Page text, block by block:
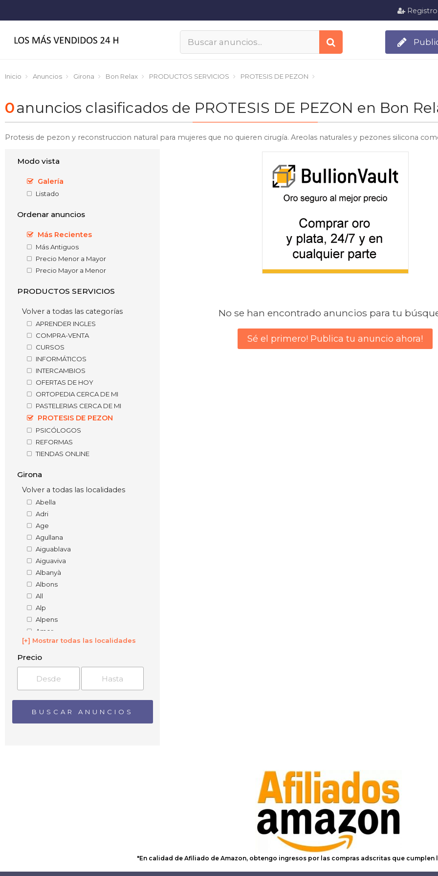
Registro
Inicio Anuncios Girona Bon Relax PRODUCTOS SERVICIOS PROTESIS DE PEZON
0anuncios clasificados de PROTESIS DE PEZON en Bon
Protesis de pezon y reconstruccion natural para mujeres que no quieren cirugía. Areolas naturales y pezones silicona
Modo vista
Galería
Listado
Ordenar anuncios
Más Recientes
Más Antiguos
Precio Menor a Mayor
Precio Mayor a Menor
PRODUCTOS SERVICIOS
Volver a todas las categorías
APRENDER INGLES
COMPRA-VENTA
CURSOS
INFORMÁTICOS
INTERCAMBIOS
OFERTAS DE HOY
ORTOPEDIA CERCA DE MI
PASTELERIAS CERCA DE MI
PROTESIS DE PEZON
PSICÓLOGOS
REFORMAS
TIENDAS ONLINE
Girona
Volver a todas las localidades
Abella
Adri
Age
Agullana
Aiguablava
Aiguaviva
Albanyà
Albons
All
Alp
Alpens
Amer
Anglès
Arbúcies
Argelaguer
Arnera
Avinyonet de Puigventós
Banyoles
Barri del Pantà
Bas
[+] Mostrar todas las localidades
Precio
No se han encontrado anuncios para tu
Sé el primero! Publica tu anuncio ahora!
"En calidad de Afiliado de Amazon, obtengo ingresos por las compras adscritas que